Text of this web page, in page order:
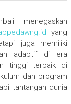
menegaskan
yang
juga memiliki
adaptif di era
tinggi terbaik di
dan program
tantangan dunia